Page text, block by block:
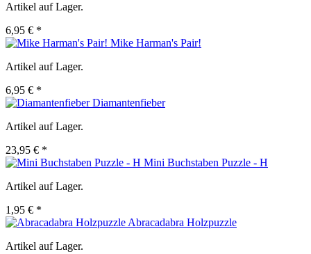
Artikel auf Lager.
6,95 € *
Mike Harman's Pair!
Artikel auf Lager.
6,95 € *
Diamantenfieber
Artikel auf Lager.
23,95 € *
Mini Buchstaben Puzzle - H
Artikel auf Lager.
1,95 € *
Abracadabra Holzpuzzle
Artikel auf Lager.